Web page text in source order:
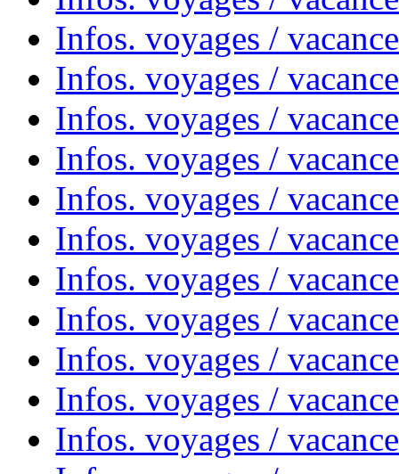
Infos. voyages /
Infos. voyages /
Infos. voyages /
Infos. voyages /
Infos. voyages /
Infos. voyages /
Infos. voyages /
Infos. voyages /
Infos. voyages /
Infos. voyages /
Infos. voyages /